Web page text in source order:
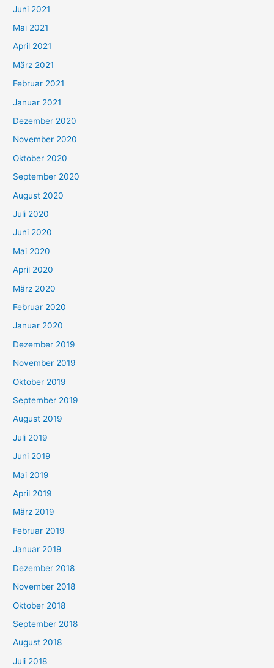
c
h
:
Juni 2021
Mai 2021
April 2021
März 2021
Februar 2021
Januar 2021
Dezember 2020
November 2020
Oktober 2020
September 2020
August 2020
Juli 2020
Juni 2020
Mai 2020
April 2020
März 2020
Februar 2020
Januar 2020
Dezember 2019
November 2019
Oktober 2019
September 2019
August 2019
Juli 2019
Juni 2019
Mai 2019
April 2019
März 2019
Februar 2019
Januar 2019
Dezember 2018
November 2018
Oktober 2018
September 2018
August 2018
Juli 2018